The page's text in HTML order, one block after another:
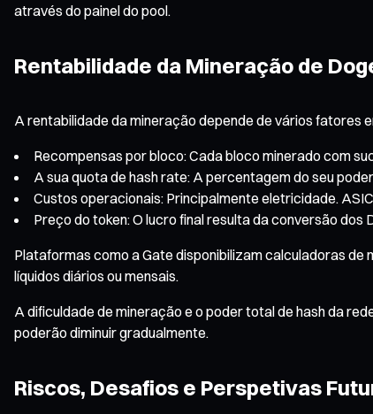
através do painel do pool.
Rentabilidade da Mineração de
A rentabilidade da mineração depende de vários fatores
Recompensas por bloco: Cada bloco minerado com
A sua quota de hash rate: A percentagem do seu
Custos operacionais: Principalmente eletricidade.
Preço do token: O lucro final resulta da conversão dos
Plataformas como a Gate disponibilizam calculadoras
líquidos diários ou mensais.
A dificuldade de mineração e o poder total de hash da
poderão diminuir gradualmente.
Riscos, Desafios e Perspetivas